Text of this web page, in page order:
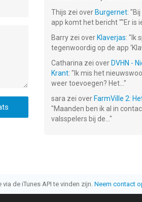
Thijs zei over Burgernet: "
app komt het bericht ""Er is
Barry zei over Klaverjas: " Ik
tegenwoordig op de app
Catharina zei over DVHN -
Krant: " Ik mis het
weer toevoegen? Het... "
sara zei over FarmVille 2:
"Maanden ben ik al in
valsspelers bij de... "
de iTunes API te vinden zijn. Neem contact